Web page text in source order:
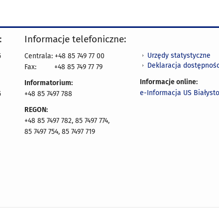
Informacje telefoniczne:
Centrala: +48 85 749 77 00
Fax:
+48 85 749 77 79
Informatorium:
+48 85 7497 788
REGON:
+48 85 7497 782, 85 7497 774,
85 7497 754, 85 7497 719
Urzędy statystyczne
Deklaracja
Informacje online:
e-Informacja US